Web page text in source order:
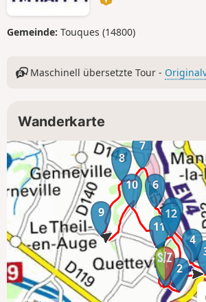
Gemeinde: Touques (14800)
Maschinell übersetzte Tour -
Wanderkarte
1 2
4
5
6
7
8
9
10
11
12